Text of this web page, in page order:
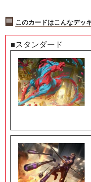
このカードはこんなデッ
■スタンダード